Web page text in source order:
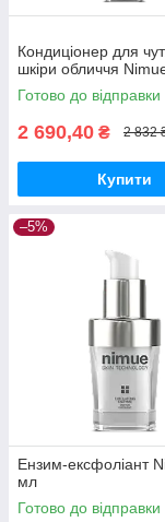
Кондиціонер для
шкіри обличчя
Готово до відправки
2 690,40 ₴ 2 832
Купити
–5%
Ензим-ексфоліант
мл
Готово до відправки